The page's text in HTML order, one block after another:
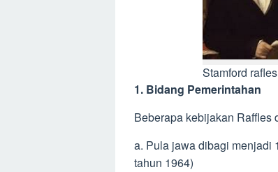
Stamford rafles
1. Bidang Pemerintahan
Beberapa kebijakan Raffles
a. Pula jawa dibagi menjadi
tahun 1964)